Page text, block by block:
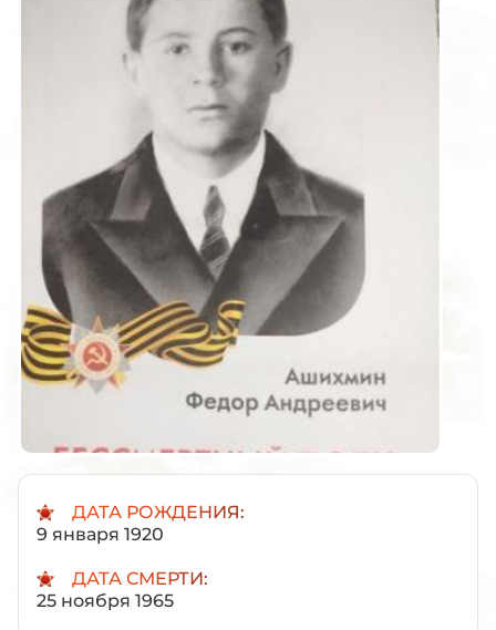
ДАТА РОЖДЕНИЯ:
9 января 1920
ДАТА СМЕРТИ:
25 ноября 1965